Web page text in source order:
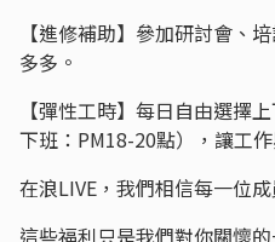
【進修補助】參加研討會、
多多。
【彈性工時】每日自由選擇
下班：PM18-20點），讓工
在浪LIVE，我們相信每一位
這些福利只是我們對你關懷的